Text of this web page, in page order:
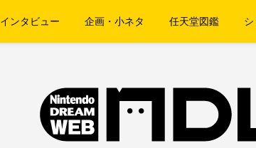
インタビュー 企画・小ネタ 任天堂図鑑